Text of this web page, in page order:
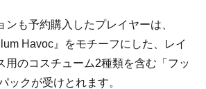
ンも予約購入したプレイヤーは、
Havoc』をモチーフにした、レイ
用のコスチューム2種類を含む「フッ
ックが受けとれます。